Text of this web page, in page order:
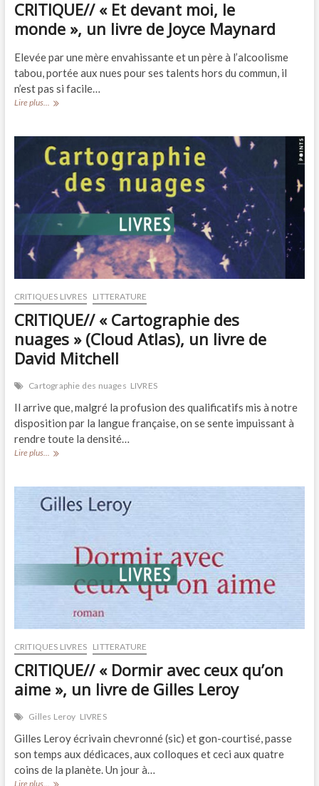
CRITIQUE// « Et devant moi, le
monde », un livre de Joyce Maynard
Elevée par une mère envahissante et un père à l’alcoolisme
tabou, portée aux nues pour ses talents hors du commun, il
n’est pas si facile…
Lire plus...
CRITIQUE//
moi,
le
monde »,
un
livre
de
Joyce
Maynard
CRITIQUES LIVRES LITTERATURE
CRITIQUE// « Cartographie des
nuages » (Cloud Atlas), un livre de
David Mitchell
Cartographie des nuages LIVRES
Il arrive que, malgré la profusion des qualificatifs mis à notre
disposition par la langue française, on se sente impuissant à
rendre toute la densité…
Lire plus...
CRITIQUE//
(Cloud
Atlas),
David
Mitchell
CRITIQUES LIVRES LITTERATURE
CRITIQUE// « Dormir avec ceux qu’on
aime », un livre de Gilles Leroy
Gilles Leroy LIVRES
Gilles Leroy écrivain chevronné (sic) et gon-courtisé, passe
son temps aux dédicaces, aux colloques et ceci aux quatre
coins de la planète. Un jour à…
Lire plus... CRITIQUE//